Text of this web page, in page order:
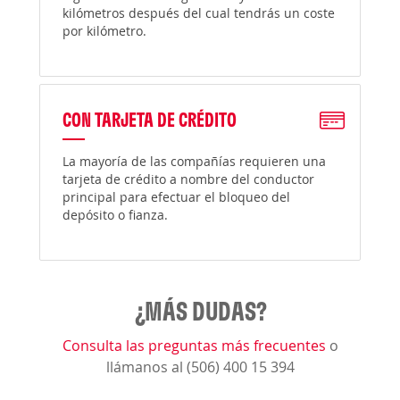
kilómetros después del cual tendrás un coste
por kilómetro.
CON TARJETA DE CRÉDITO
La mayoría de las compañías requieren una
tarjeta de crédito a nombre del conductor
principal para efectuar el bloqueo del
depósito o fianza.
¿MÁS DUDAS?
Consulta las preguntas más frecuentes o
llámanos al (506) 400 15 394